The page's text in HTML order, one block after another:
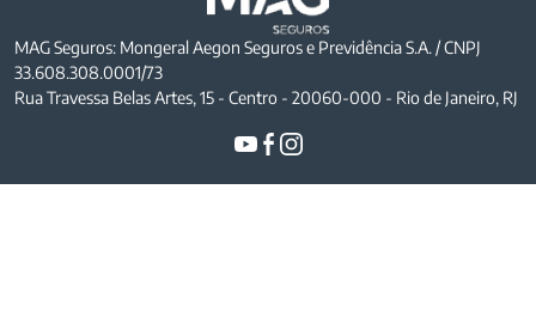
MAG Seguros: Mongeral Aegon Seguros e Previdência S.A. / CNPJ
33.608.308.0001/73
Rua Travessa Belas Artes, 15 - Centro - 20060-000 - Rio de Janeiro, RJ